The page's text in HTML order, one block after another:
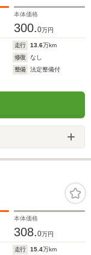
本体価格
300.0万円
走行 13.6万km
修復
なし
整備
法定整備付
本体価格
308.0万円
走行 15.4万km